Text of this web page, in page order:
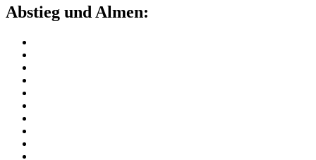
Abstieg und Almen: